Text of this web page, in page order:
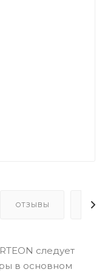
ОТЗЫВЫ
следует
в основном